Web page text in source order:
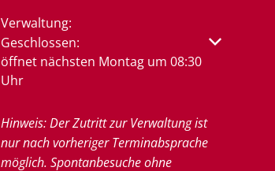
Verwaltung:
Klicken, um weitere Öffnungs- oder
Geschlossen:
öffnet nächsten Montag um 08:30
Uhr
Hinweis: Der Zutritt zur Verwaltung ist
nur nach vorheriger Terminabsprache
möglich. Spontanbesuche ohne